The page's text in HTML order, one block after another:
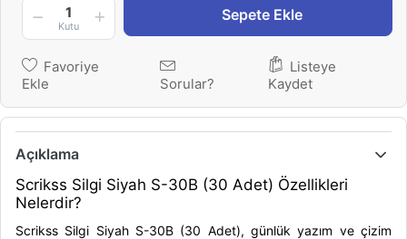
1
Kutu
Sepete Ekle
Favoriye
Ekle
Sorular?
Listeye
Kaydet
Açıklama
Scrikss Silgi Siyah S-30B (30 Adet) Özellikleri
Nelerdir?
Scrikss Silgi Siyah S-30B (30 Adet), günlük yazım ve çizim